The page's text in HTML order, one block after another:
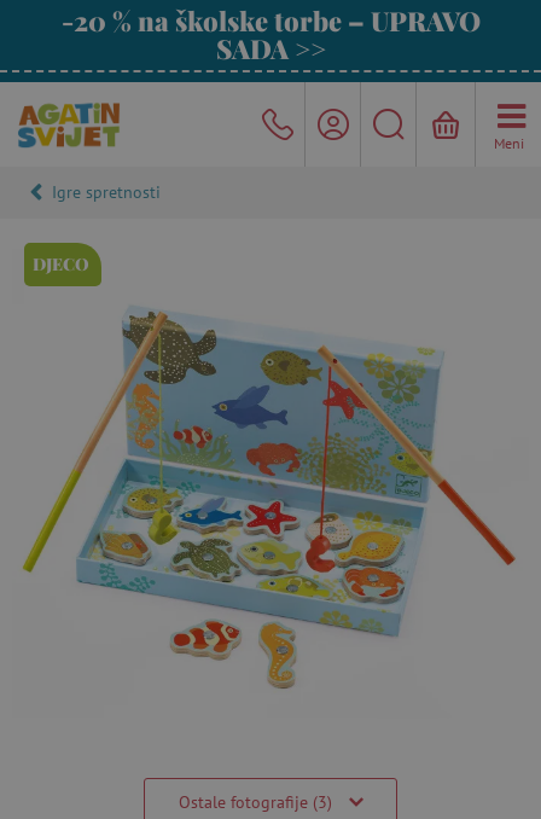
-20 % na školske torbe – UPRAVO
SADA >>
Meni
Igre spretnosti
DJECO
Ostale fotografije (3)